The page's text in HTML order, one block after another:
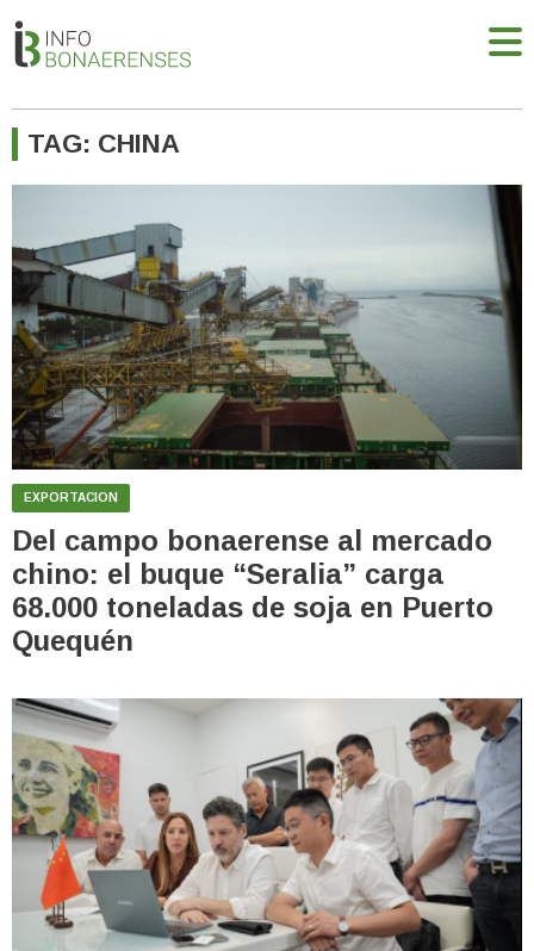
TAG: CHINA
EXPORTACION
Del campo bonaerense al mercado
chino: el buque “Seralia” carga
68.000 toneladas de soja en Puerto
Quequén